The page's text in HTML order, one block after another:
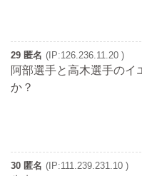
29 匿名 (IP:126.236.11.20 )
阿部選手と高木選手のイ
か？
30 匿名 (IP:111.239.231.10 )